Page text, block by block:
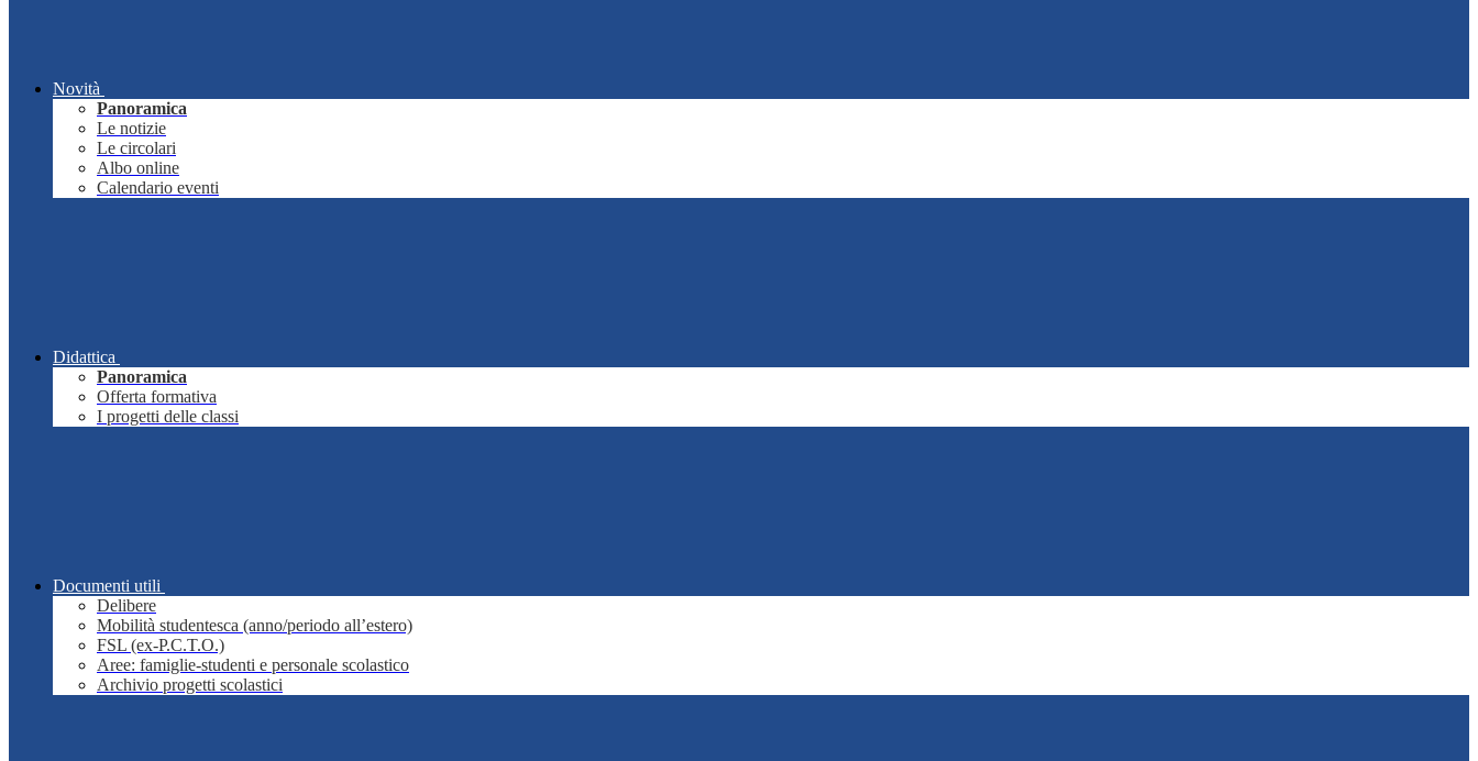
Novità
Panoramica
Le notizie
Le circolari
Albo online
Calendario eventi
Didattica
Panoramica
Offerta formativa
I progetti delle classi
Documenti utili
Delibere
Mobilità studentesca (anno/periodo all’estero)
FSL (ex-P.C.T.O.)
Aree: famiglie-studenti e personale scolastico
Archivio progetti scolastici